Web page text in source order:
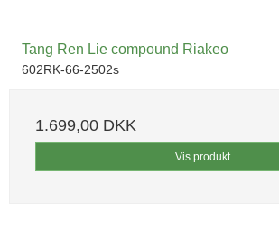
Tang Ren Lie compound Riakeo
602RK-66-2502s
1.699,00 DKK
Vis produkt